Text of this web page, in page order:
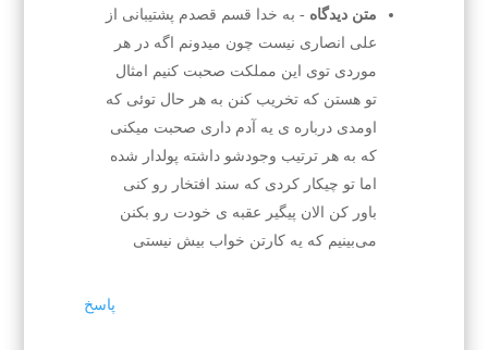
متن دیدگاه - به خدا قسم قصدم پشتیبانی از
علی انصاری نیست چون میدونم اگه در هر
موردی توی این مملکت صحبت کنیم امثال
تو هستن که تخریب کنن به هر حال توئی که
اومدی درباره ی یه آدم داری صحبت میکنی
که به هر ترتیب وجودشو داشته پولدار شده
اما تو چیکار کردی که سند افتخار رو کنی
باور کن الان پیگیر عقبه ی خودت رو بکنن
می‌بینیم که یه کارتن خواب بیش نیستی
پاسخ